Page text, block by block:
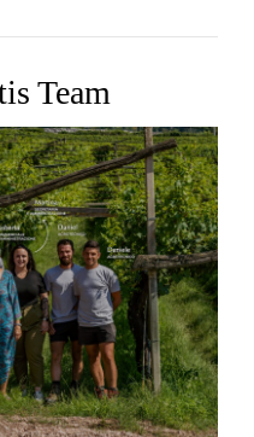
Team